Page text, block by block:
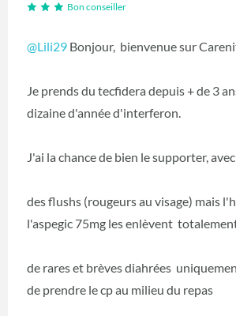
Bon conseiller
@Lili29 Bonjour, bienvenue sur
Je prends du tecfidera depuis + de 3
dizaine d'année d'interferon.
J'ai la chance de bien le supporter,
des flushs (rougeurs au visage) mais
l'aspegic 75mg les enlèvent
de rares et brèves diahrées
de prendre le cp au milieu du repas